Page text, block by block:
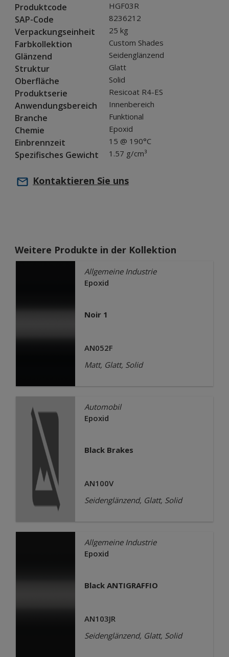
Produktcode HGF03R
SAP-Code 8236212
Verpackungseinheit 25 kg
Farbkollektion Custom Shades
Glänzend Seidenglänzend
Struktur Glatt
Oberfläche Solid
Produktserie Resicoat R4-ES
Anwendungsbereich Innenbereich
Branche Funktional
Chemie Epoxid
Einbrennzeit 15 @ 190°C
Spezifisches Gewicht 1.57 g/cm³
Kontaktieren Sie uns
Weitere Produkte in der Kollektion
Allgemeine Industrie
Epoxid
Noir 1
AN052F
Matt, Glatt, Solid
Automobil
Epoxid
Black Brakes
AN100V
Seidenglänzend, Glatt, Solid
Allgemeine Industrie
Epoxid
Black ANTIGRAFFIO
AN103JR
Seidenglänzend, Glatt, Solid